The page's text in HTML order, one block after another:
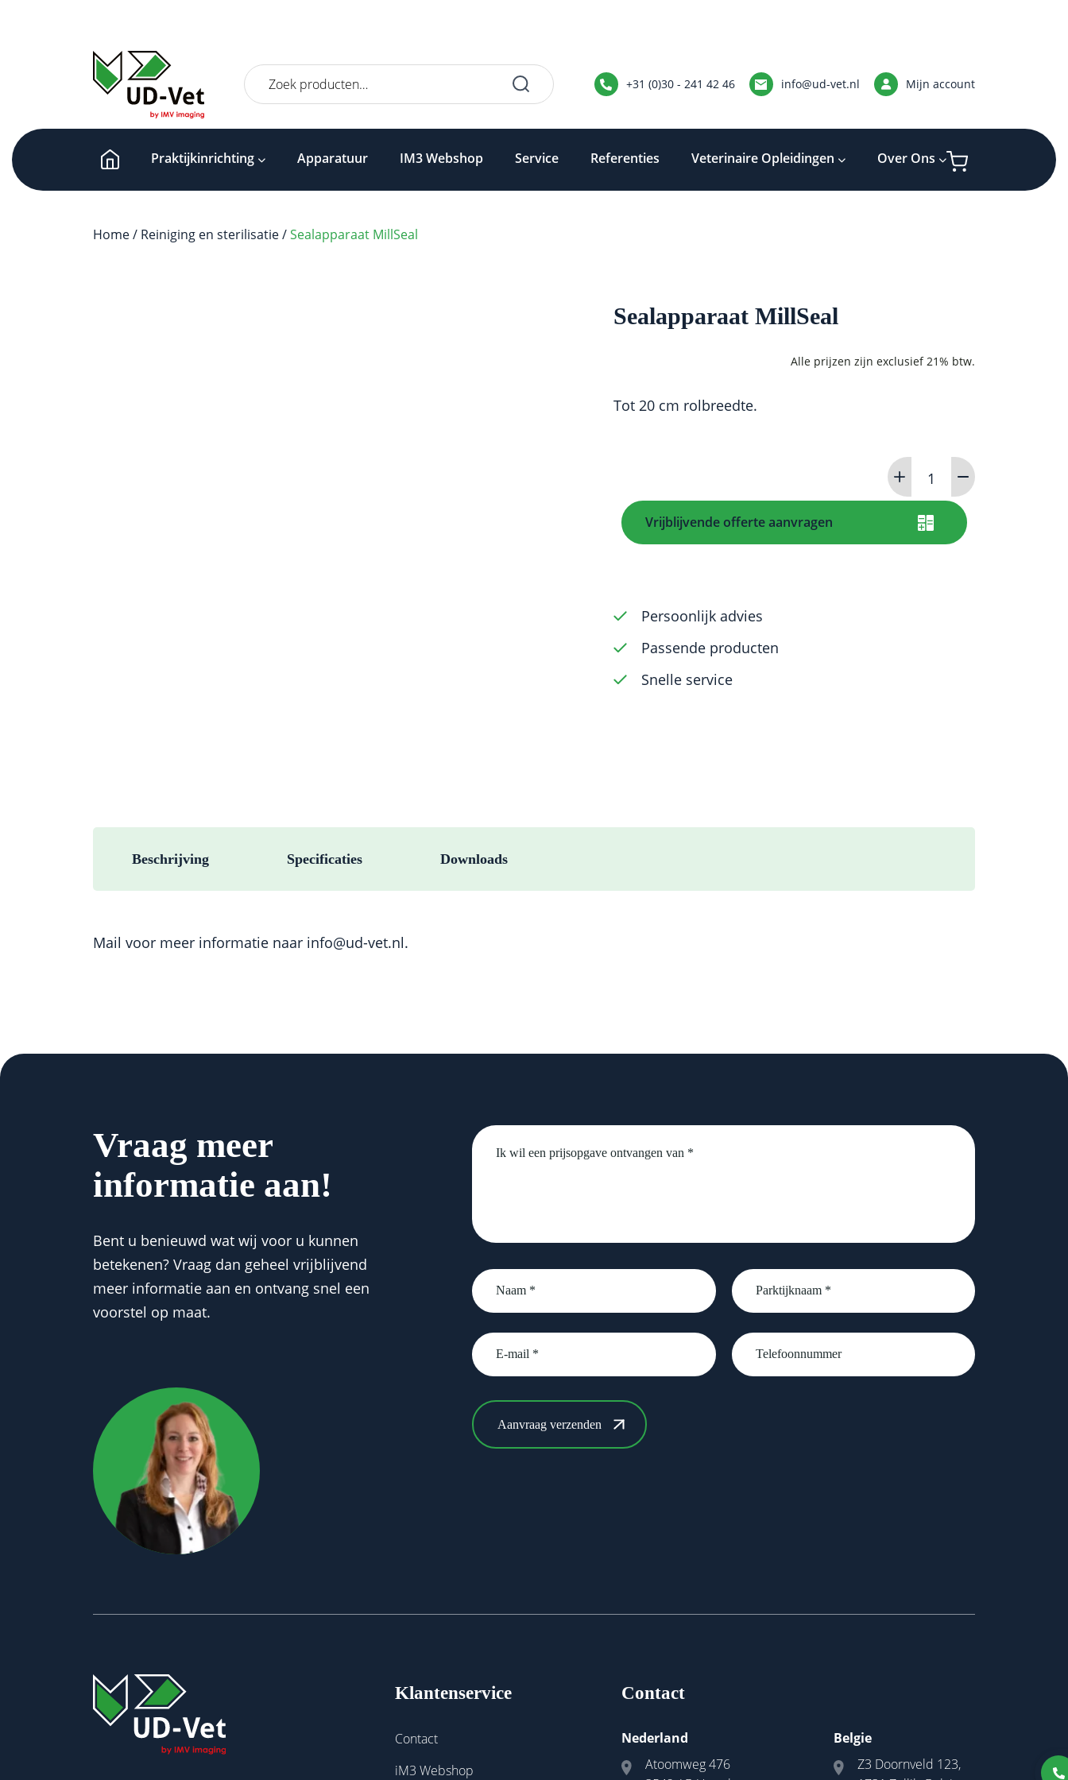
Zoeken
naar:
+31 (0)30 - 241 42 46 info@ud-vet.nl Mijn account
Praktijkinrichting Apparatuur IM3 Webshop Service Referenties Veterinaire Opleidingen Over Ons
Home/ Reiniging en sterilisatie/Sealapparaat MillSeal
Sealapparaat MillSeal
Tot 20 cm rolbreedte.
Sealapparaat
MillSeal
aantal
Vrijblijvende offerte aanvragen
Persoonlijk advies
Passende producten
Snelle service
Beschrijving Specificaties Downloads
Mail voor meer informatie naar info@ud-vet.nl.
Vraag meer
informatie aan!
Bent u benieuwd wat wij voor u kunnen
betekenen? Vraag dan geheel vrijblijvend
meer informatie aan en ontvang snel een
voorstel op maat.
Untitled
Naam
*
Parktijknaam
*
email Telefoonnummer
Klantenservice
Contact
iM3 Webshop
Contact
Nederland
Atoomweg 476
Belgie
Z3 Doornveld 123,